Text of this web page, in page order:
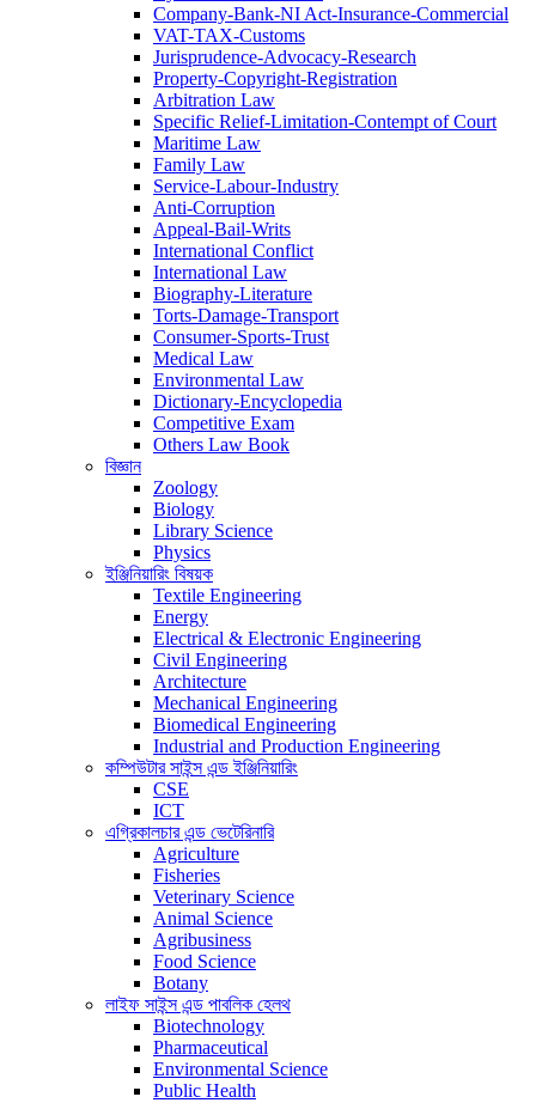
Company-Bank-NI Act-Insurance-Commercial
VAT-TAX-Customs
Jurisprudence-Advocacy-Research
Property-Copyright-Registration
Arbitration Law
Specific Relief-Limitation-Contempt of Court
Maritime Law
Family Law
Service-Labour-Industry
Anti-Corruption
Appeal-Bail-Writs
International Conflict
International Law
Biography-Literature
Torts-Damage-Transport
Consumer-Sports-Trust
Medical Law
Environmental Law
Dictionary-Encyclopedia
Competitive Exam
Others Law Book
বিজ্ঞান
Zoology
Biology
Library Science
Physics
ইঞ্জিনিয়ারিং বিষয়ক
Textile Engineering
Energy
Electrical & Electronic Engineering
Civil Engineering
Architecture
Mechanical Engineering
Biomedical Engineering
Industrial and Production Engineering
কম্পিউটার সাইন্স এন্ড ইঞ্জিনিয়ারিং
CSE
ICT
এগ্রিকালচার এন্ড ভেটেরিনারি
Agriculture
Fisheries
Veterinary Science
Animal Science
Agribusiness
Food Science
Botany
লাইফ সাইন্স এন্ড পাবলিক হেলথ
Biotechnology
Pharmaceutical
Environmental Science
Public Health